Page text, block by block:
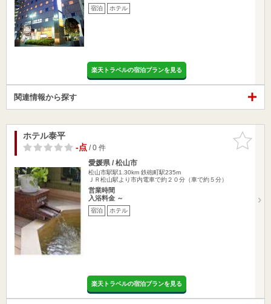
宿泊 ホテル
楽天トラベルの宿泊プランを見る
関連情報から探す
お気に入
りに追加
ホテル泰平
-点/ 0 件
愛媛県 / 松山市
松山市駅駅1.30km 鉄砲町駅235m
ＪＲ松山駅より市内電車で約２０分（車で約５分）
営業時間
入浴料金 ～
宿泊 ホテル
楽天トラベルの宿泊プランを見る